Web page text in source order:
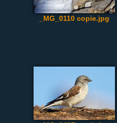
_MG_0110 copie.jpg